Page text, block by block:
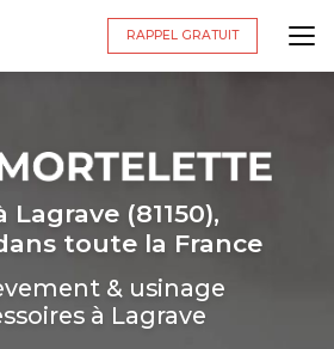
RAPPEL GRATUIT
Lagrave (81150),
toute la France
& usinage
à Lagrave